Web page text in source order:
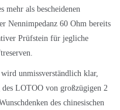
mehr als bescheidenen
Nennimpedanz 60 Ohm bereits
Prüfstein für jegliche
unmissverständlich klar,
des LOTOO von großzügigen 2
des chinesischen